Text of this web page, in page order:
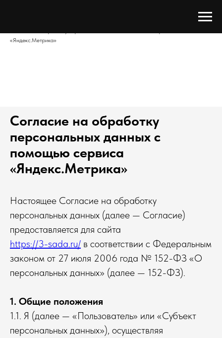
«Яндекс.Метрика»
Cогласие на обработку
персональных данных с
помощью сервиса
«Яндекс.Метрика»
Настоящее Согласие на обработку
персональных данных (далее — Согласие)
предоставляется для сайта
https://3-sada.ru/ в соответствии с Федеральным
законом от 27 июля 2006 года № 152-ФЗ «О
персональных данных» (далее — 152-ФЗ).
1. Общие положения
1.1. Я (далее — «Пользователь» или «Субъект
персональных данных»), осуществляя